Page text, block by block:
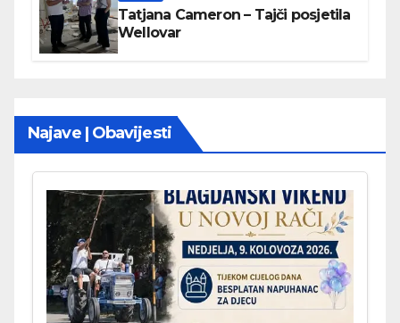
Tatjana Cameron – Tajči posjetila
Wellovar
Najave | Obavijesti